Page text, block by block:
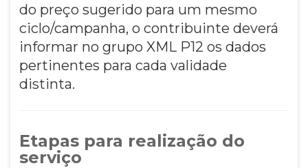
do preço sugerido para um mesmo
ciclo/campanha, o contribuinte deverá
informar no grupo XML P12 os dados
pertinentes para cada validade
distinta.
Etapas para realização do
serviço